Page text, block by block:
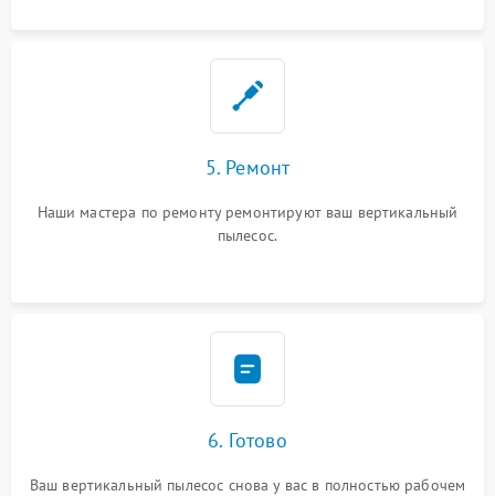
5. Ремонт
Наши мастера по ремонту ремонтируют ваш вертикальный
пылесос.
6. Готово
Ваш вертикальный пылесос снова у вас в полностью рабочем